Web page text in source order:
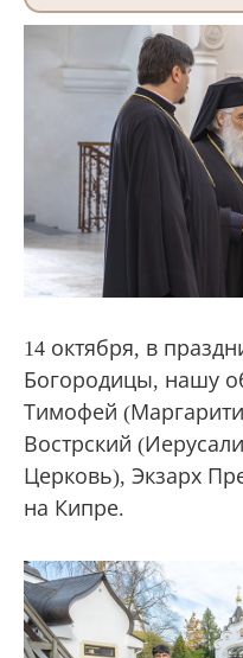
14 октября, в
Богородицы, нашу
Тимофей
Вострский
Церковь), Экзарх
на Кипре.